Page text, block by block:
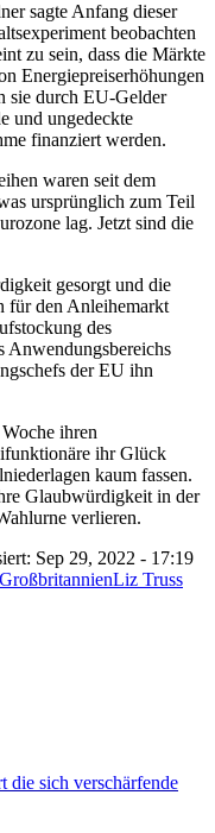
sagte Anfang dieser
beobachten
zu sein, dass die Märkte
Energiepreiserhöhungen
sie durch EU-Gelder
und ungedeckte
finanziert werden.
waren seit dem
ursprünglich zum Teil
lag. Jetzt sind die
gesorgt und die
für den Anleihemarkt
des
Anwendungsbereichs
der EU ihn
ihren
ihr Glück
kaum fassen.
Glaubwürdigkeit in der
verlieren.
Sep 29, 2022 - 17:19
GroßbritannienLiz Truss
die sich verschärfende